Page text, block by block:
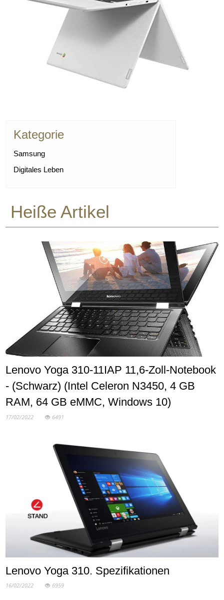
Kategorie
Samsung
Digitales Leben
Heiße Artikel
Lenovo Yoga 310-11IAP 11,6-Zoll-Notebook
- (Schwarz) (Intel Celeron N3450, 4 GB
RAM, 64 GB eMMC, Windows 10)
17/02/2022 6491
Lenovo Yoga 310. Spezifikationen
16/02/2022 6959